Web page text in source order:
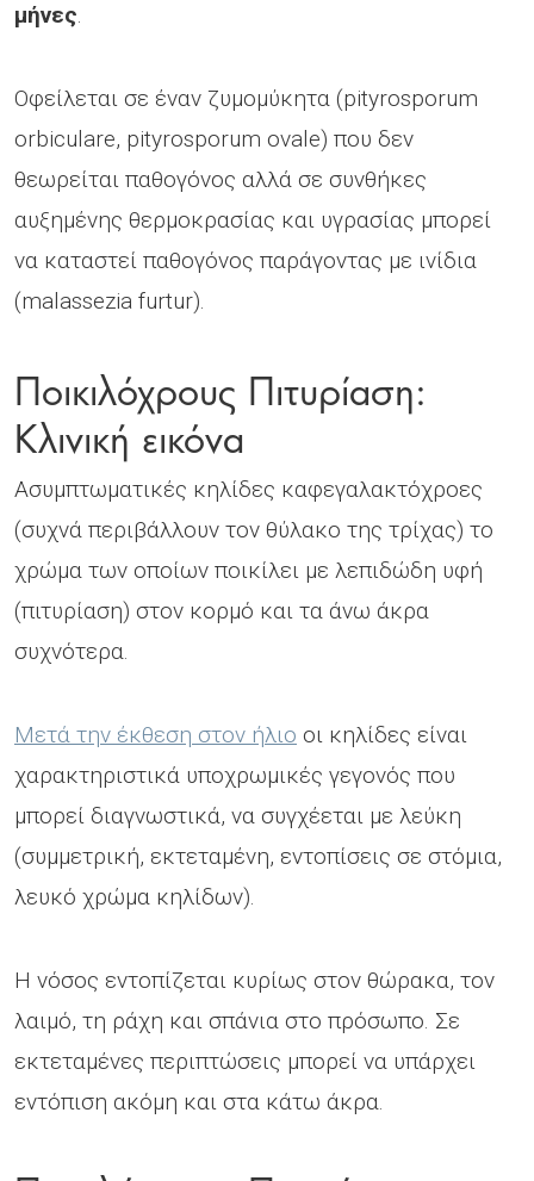
μήνες.
Οφείλεται σε έναν ζυμομύκητα (pityrosporum
orbiculare, pityrosporum ovale) που δεν
θεωρείται παθογόνος αλλά σε συνθήκες
αυξημένης θερμοκρασίας και υγρασίας μπορεί
να καταστεί παθογόνος παράγοντας με ινίδια
(malassezia furtur).
Ποικιλόχρους Πιτυρίαση:
Κλινική εικόνα
Ασυμπτωματικές κηλίδες καφεγαλακτόχροες
(συχνά περιβάλλουν τον θύλακο της τρίχας) το
χρώμα των οποίων ποικίλει με λεπιδώδη υφή
(πιτυρίαση) στον κορμό και τα άνω άκρα
συχνότερα.
Μετά την έκθεση στον ήλιο οι κηλίδες είναι
χαρακτηριστικά υποχρωμικές γεγονός που
μπορεί διαγνωστικά, να συγχέεται με λεύκη
(συμμετρική, εκτεταμένη, εντοπίσεις σε στόμια,
λευκό χρώμα κηλίδων).
Η νόσος εντοπίζεται κυρίως στον θώρακα, τον
λαιμό, τη ράχη και σπάνια στο πρόσωπο. Σε
εκτεταμένες περιπτώσεις μπορεί να υπάρχει
εντόπιση ακόμη και στα κάτω άκρα.